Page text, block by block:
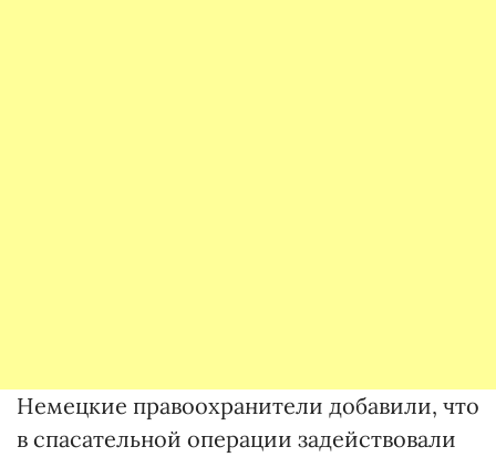
Немецкие правоохранители добавили, что
в спасательной операции задействовали